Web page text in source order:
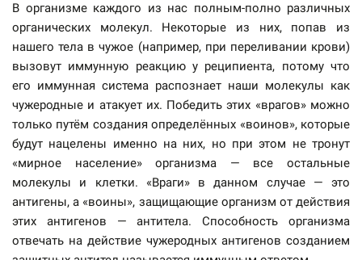
В организме каждого из нас полным-полно различных
органических молекул. Некоторые из них, попав из
нашего тела в чужое (например, при переливании крови)
вызовут иммунную реакцию у реципиента, потому что
его иммунная система распознает наши молекулы как
чужеродные и атакует их. Победить этих «врагов» можно
только путём создания определённых «воинов», которые
будут нацелены именно на них, но при этом не тронут
«мирное население» организма — все остальные
молекулы и клетки. «Враги» в данном случае — это
антигены, а «воины», защищающие организм от действия
этих антигенов — антитела. Способность организма
отвечать на действие чужеродных антигенов созданием